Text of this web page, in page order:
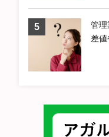
管理
差